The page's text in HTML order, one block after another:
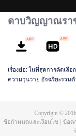
ดาบวิญญาณรา
เรื่องย่อ: ในที่สุดการคัดเลื
ความวุ่นวาย อัจฉริยะรวม
การลอบสังหารที่ไม่อาจคาด
Copyright ©
ข้อกำหนดและเงื่อนไข
ข้อต